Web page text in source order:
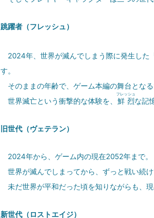
跳躍者（フレッシュ）
2024年、世界が滅んでしまう際に発生した
す。
そのままの年齢で、ゲーム本編の舞台となる
世界滅亡という衝撃的な体験を、 鮮烈
フレッシュ
な記
旧世代（ヴェテラン）
2024年から、ゲーム内の現在2052年まで。
世界が滅んでしまってから、ずっと戦い続
未だ世界が平和だった頃を知りながらも、
新世代（ロストエイジ）